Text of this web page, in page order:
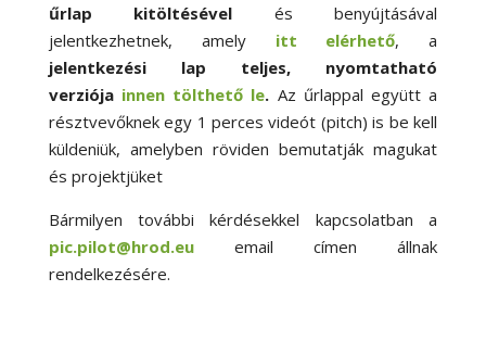
űrlap kitöltésével és benyújtásával
jelentkezhetnek, amely itt elérhető, a
jelentkezési lap teljes, nyomtatható
verziója innen tölthető le. Az űrlappal együtt a
résztvevőknek egy 1 perces videót (pitch) is be kell
küldeniük, amelyben röviden bemutatják magukat
és projektjüket
Bármilyen további kérdésekkel kapcsolatban a
pic.pilot@hrod.euemail címen állnak
rendelkezésére.